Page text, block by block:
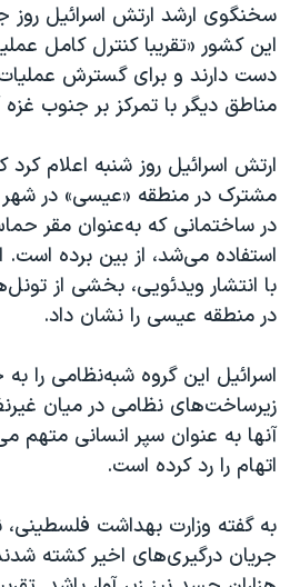
سخنگوی ارشد ارتش اسرائیل
این کشور «تقریبا کنترل کامل
دست دارند و برای گسترش
مناطق دیگر با تمرکز بر جنوب
ارتش اسرائیل روز شنبه اعلام
مشترک در منطقه «عیسی» در شهر
در ساختمانی که به‌عنوان مقر
استفاده می‌شد، از بین برده
با انتشار ویدئویی، بخشی از
در منطقه عیسی را نشان داد.
اسرائیل این گروه شبه‌نظامی را
زیرساخت‌های نظامی در میان
آنها به عنوان سپر انسانی متهم
اتهام را رد کرده است.
جریان درگیری‌های اخیر کشته